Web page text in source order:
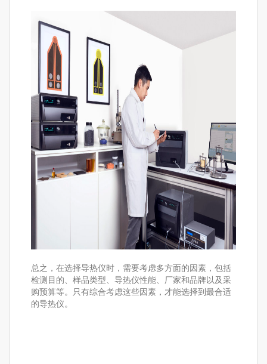
总之，在选择导热仪时，需要考虑多方面的因素，包括
检测目的、样品类型、导热仪性能、厂家和品牌以及采
购预算等。只有综合考虑这些因素，才能选择到最合适
的导热仪。